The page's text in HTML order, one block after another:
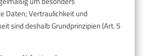
Daten; Vertraulichkeit und
sind deshalb Grundprinzipien (Art. 5